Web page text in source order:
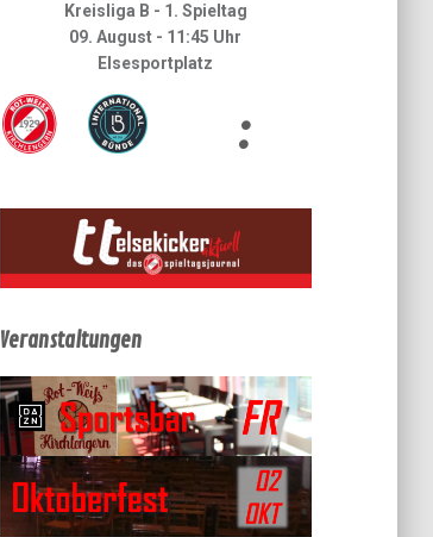
Kreisliga B - 1. Spieltag
09. August - 11:45 Uhr
Elsesportplatz
:
Veranstaltungen